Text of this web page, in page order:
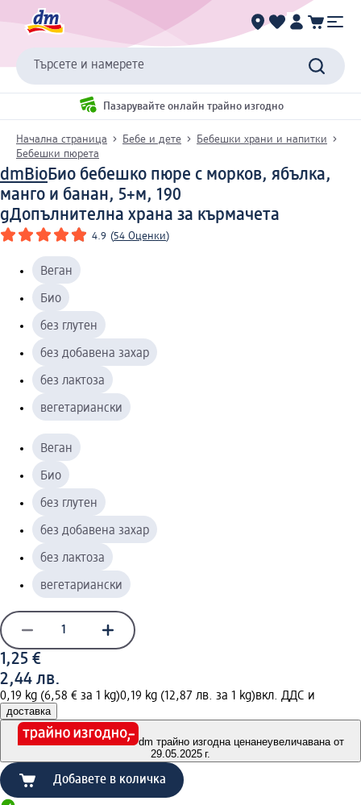
Търсете и намерете
Пазарувайте онлайн трайно изгодно
Начална страница Бебе и дете
Бебешки храни и напитки
Бебешки пюрета
dmBioБио бебешко пюре с морков, ябълка,
манго и банан, 5+м, 190
gДопълнителна храна за кърмачета
4.9 (54 Оценки)
Веган
Био
без глутен
без добавена захар
без лактоза
вегетариански
Веган
Био
без глутен
без добавена захар
без лактоза
вегетариански
1,25 €
2,44 лв.
0,19 kg (6,58 € за 1 kg)0,19 kg (12,87 лв. за 1 kg)вкл. ДДС и
доставка
dm трайно изгодна ценанеувеличавана от
29.05.2025 г.
Добавете в количка